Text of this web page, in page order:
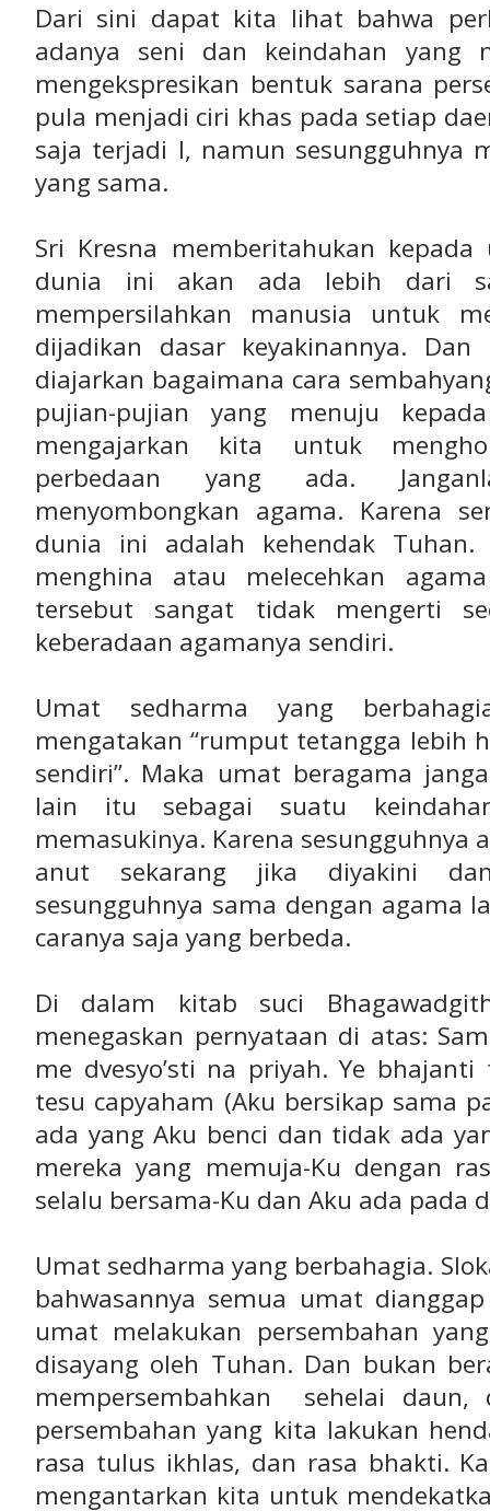
Dari sini dapat kita lihat bahwa
adanya seni dan keindahan yang
mengekspresikan bentuk sarana
pula menjadi ciri khas pada setiap
saja terjadi l, namun sesungguhnya
yang sama.
Sri Kresna memberitahukan
dunia ini akan ada lebih dari
mempersilahkan manusia untuk
dijadikan dasar keyakinannya.
diajarkan bagaimana cara
pujian-pujian yang menuju
mengajarkan kita untuk
perbedaan yang ada.
menyombongkan agama. Karena
dunia ini adalah kehendak
menghina atau melecehkan
tersebut sangat tidak mengerti
keberadaan agamanya sendiri.
Umat sedharma yang
mengatakan “rumput tetangga lebih
sendiri”. Maka umat beragama
lain itu sebagai suatu
memasukinya. Karena sesungguhnya
anut sekarang jika diyakini
sesungguhnya sama dengan agama
caranya saja yang berbeda.
Di dalam kitab suci
menegaskan pernyataan di atas:
me dvesyo’sti na priyah. Ye
tesu capyaham (Aku bersikap sama
ada yang Aku benci dan tidak ada
mereka yang memuja-Ku dengan
selalu bersama-Ku dan Aku ada pada
Umat sedharma yang berbahagia.
bahwasannya semua umat
umat melakukan persembahan
disayang oleh Tuhan. Dan bukan
mempersembahkan sehelai daun,
persembahan yang kita lakukan
rasa tulus ikhlas, dan rasa bhakti.
mengantarkan kita untuk